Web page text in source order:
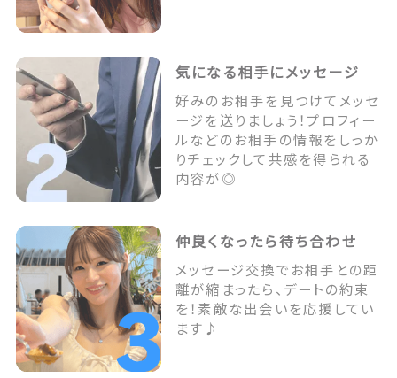
気になる相手にメッセージ
好みのお相手を見つけてメッセ
ージを送りましょう！プロフィー
ルなどのお相手の情報をしっか
りチェックして共感を得られる
内容が◎
仲良くなったら待ち合わせ
メッセージ交換でお相手との距
離が縮まったら、デートの約束
を！素敵な出会いを応援してい
ます♪